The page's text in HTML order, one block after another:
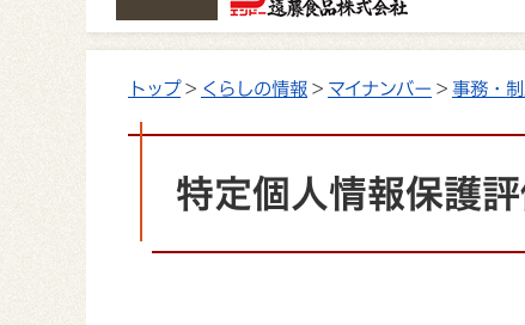
トップ> くらしの情報 > マイナンバー > 事務・
特定個人情報保護